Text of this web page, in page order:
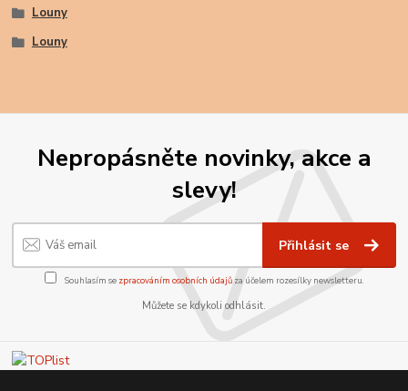
Louny
Louny
Nepropásněte novinky, akce a
slevy!
Přihlásit se
Souhlasím se zpracováním osobních údajůza účelem rozesílky newsletteru.
Můžete se kdykoli odhlásit.